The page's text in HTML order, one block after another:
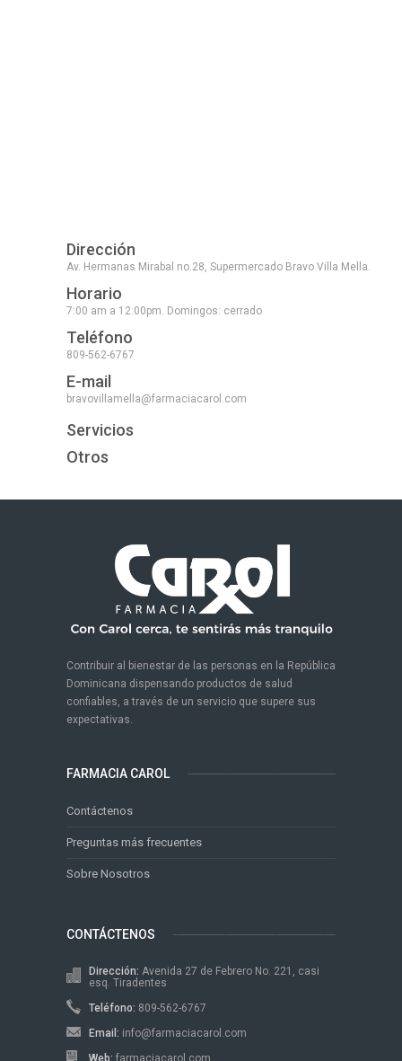
Dirección
Av. Hermanas Mirabal no.28, Supermercado Bravo Villa Mella.
Horario
7:00 am a 12:00pm. Domingos: cerrado
Teléfono
809-562-6767
E-mail
bravovillamella@farmaciacarol.com
Servicios
Otros
Contribuir al bienestar de las personas en la República
Dominicana dispensando productos de salud
confiables, a través de un servicio que supere sus
expectativas.
FARMACIA CAROL
Contáctenos
Preguntas más frecuentes
Sobre Nosotros
CONTÁCTENOS
Dirección: Avenida 27 de Febrero No. 221, casi
esq. Tiradentes
Teléfono: 809-562-6767
Email: info@farmaciacarol.com
Web: farmaciacarol.com